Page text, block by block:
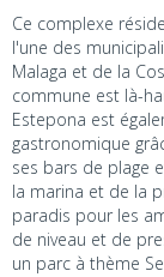
Ce complexe
l'une des
Malaga et de la
commune est là-
Estepona est
gastronomique
ses bars de plage
la marina et de la
paradis pour les
de niveau et de
un parc à thème